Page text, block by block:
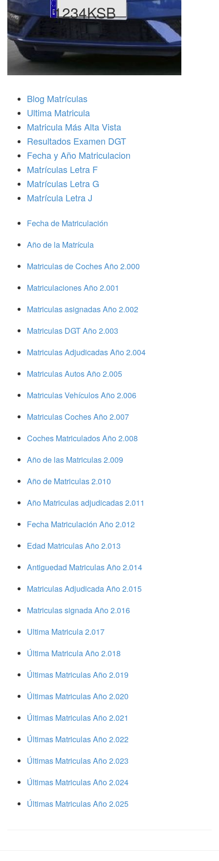
1234KSB
Blog Matrículas
Ultima Matricula
Matricula Más Alta Vista
Resultados Examen DGT
Fecha y Año Matriculacion
Matrículas Letra F
Matrículas Letra G
Matrícula Letra J
Fecha de Matriculación
Año de la Matrícula
Matriculas de Coches Año 2.000
Matriculaciones Año 2.001
Matriculas asignadas Año 2.002
Matriculas DGT Año 2.003
Matriculas Adjudicadas Año 2.004
Matriculas Autos Año 2.005
Matriculas Vehículos Año 2.006
Matriculas Coches Año 2.007
Coches Matriculados Año 2.008
Año de las Matriculas 2.009
Año de Matriculas 2.010
Año Matriculas adjudicadas 2.011
Fecha Matriculación Año 2.012
Edad Matriculas Año 2.013
Antiguedad Matriculas Año 2.014
Matriculas Adjudicada Año 2.015
Matriculas signada Año 2.016
Ultima Matricula 2.017
Última Matricula Año 2.018
Últimas Matriculas Año 2.019
Últimas Matriculas Año 2.020
Últimas Matriculas Año 2.021
Últimas Matriculas Año 2.022
Últimas Matriculas Año 2.023
Últimas Matriculas Año 2.024
Últimas Matriculas Año 2.025